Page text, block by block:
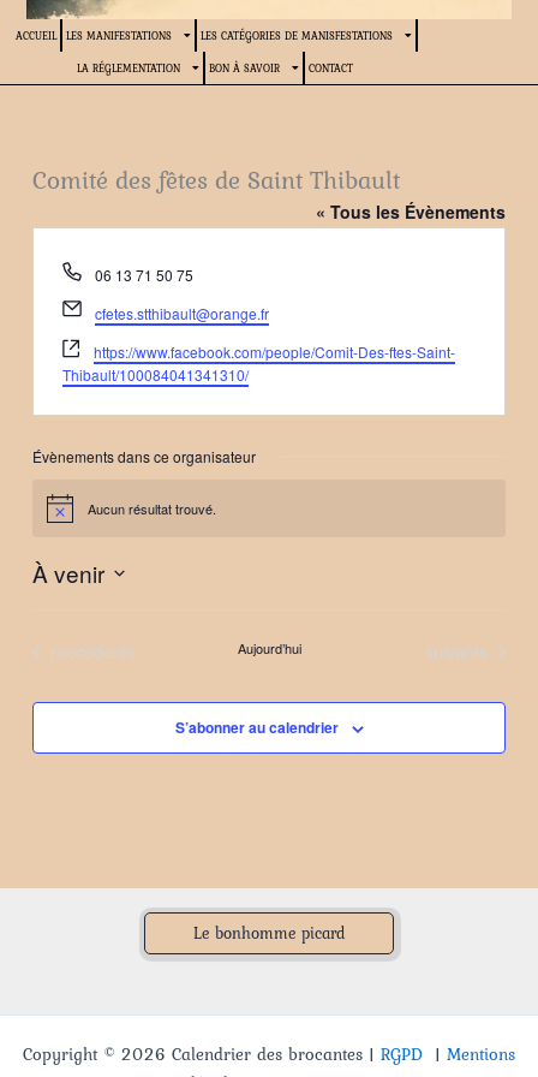
ACCUEIL LES MANIFESTATIONS LES CATÉGORIES DE MANISFESTATIONS
LA RÉGLEMENTATION BON À SAVOIR CONTACT
Comité des fêtes de Saint Thibault
« Tous les Évènements
Téléphone
06 13 71 50 75
Email
cfetes.stthibault@orange.fr
Site
web
https://www.facebook.com/people/Comit-Des-ftes-Saint-
Thibault/100084041341310/
Évènements dans ce organisateur
Notice Aucun résultat trouvé.
À venir
Sélectionnez
date.Évènements
précédents Aujourd’hui Évènements
suivants
S’abonner au calendrier
Le bonhomme picard
Copyright © 2026 Calendrier des brocantes | RGPD | Mentions